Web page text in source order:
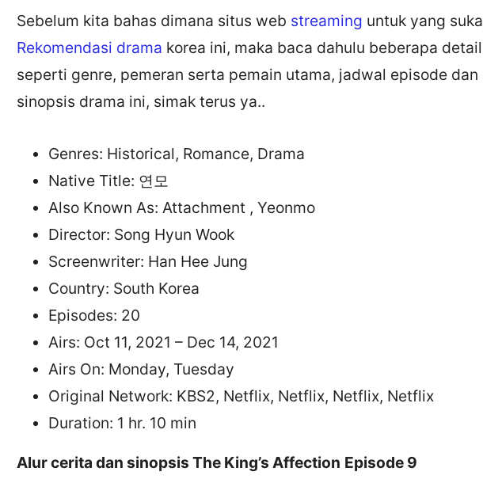
Sebelum kita bahas dimana situs web streaming untuk yang suka
Rekomendasi drama korea ini, maka baca dahulu beberapa
seperti genre, pemeran serta pemain utama, jadwal episode
sinopsis drama ini, simak terus ya..
Genres: Historical, Romance, Drama
Native Title: 연모
Also Known As: Attachment , Yeonmo
Director: Song Hyun Wook
Screenwriter: Han Hee Jung
Country: South Korea
Episodes: 20
Airs: Oct 11, 2021 – Dec 14, 2021
Airs On: Monday, Tuesday
Original Network: KBS2, Netflix, Netflix, Netflix, Netflix
Duration: 1 hr. 10 min
Alur cerita dan sinopsis The King’s Affection Episode 9